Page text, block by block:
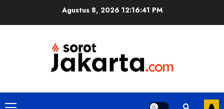
Agustus 8, 2026 12:16:41 PM